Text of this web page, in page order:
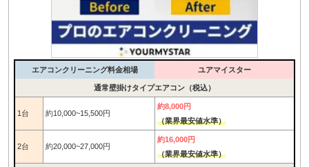
エアコンクリーニング料金相場 ユアマイスター
通常壁掛けタイプエアコン（税込）
1台 約10,000~15,500円
約8,000円
（業界最安値水準）
2台 約20,000~27,000円
約16,000円
（業界最安値水準）